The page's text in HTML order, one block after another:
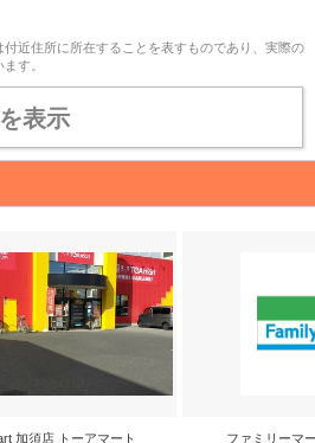
近住所に所在することを表すものであり、実際の
す。
表示
加須店 トーアマート ファミリーマ